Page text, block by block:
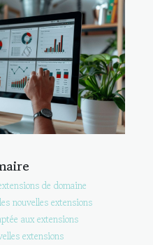
de domaine
nouvelles extensions
aux extensions
extensions